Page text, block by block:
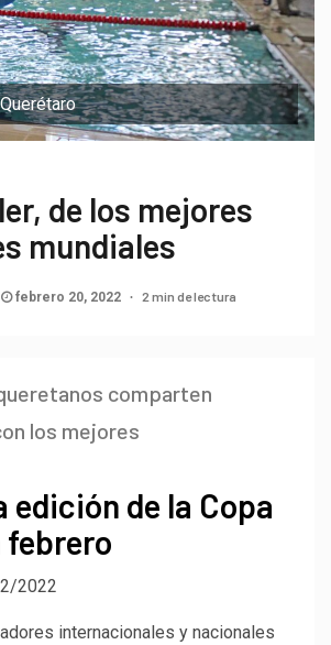
de los mejores
mundiales
febrero 20, 2022 2 min de lectura
comparten
los mejores
edición de la Copa
febrero
2022
internacionales y nacionales